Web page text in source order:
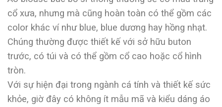
cổ xưa, nhưng mà cũng hoàn toàn có thể gồm các
color khác ví như blue, blue dương hay hồng nhạt.
Chúng thường được thiết kế với sở hữu buton
trước, có túi và có thể gồm cổ cao hoặc cổ hình
tròn.
Với sự hiện đại trong ngành cá tính và thiết kế sức
khỏe, giờ đây có không ít mẫu mã và kiểu dáng áo